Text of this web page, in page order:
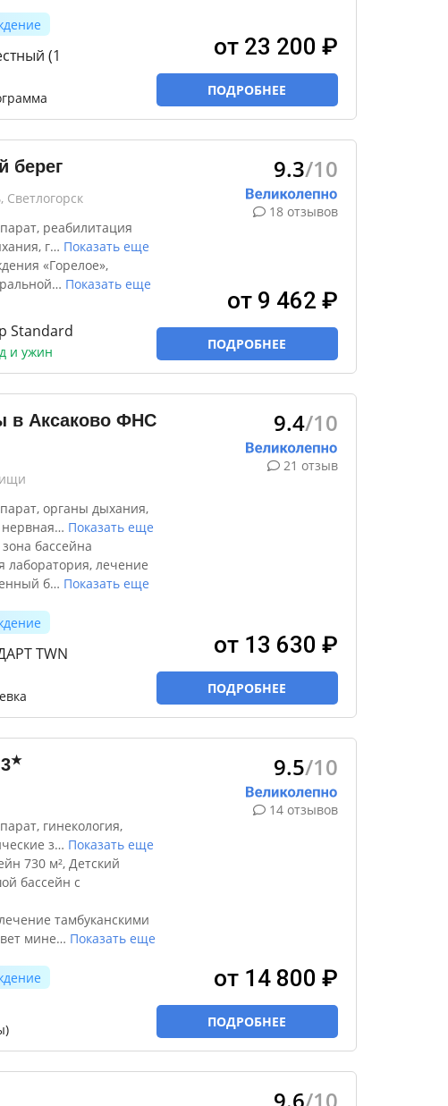
(1
от 23 200 ₽
ПОДРОБНЕЕ
берег
Светлогорск
реабилитация
г… Показать еще
«Горелое»,
… Показать еще
Standard
и ужин
9.3/10
18 отзывов
от 9 462 ₽
ПОДРОБНЕЕ
в Аксаково ФНС
органы дыхания,
… Показать еще
бассейна
лаборатория, лечение
б… Показать еще
TWN
9.4/10
21 отзыв
от 13 630 ₽
ПОДРОБНЕЕ
3★
гинекология,
з… Показать еще
730 м², Детский
бассейн с
тамбуканскими
мине… Показать еще
9.5/10
14 отзывов
от 14 800 ₽
ПОДРОБНЕЕ